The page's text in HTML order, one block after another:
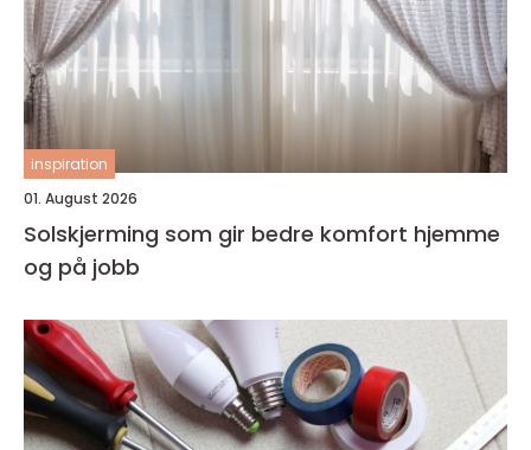
inspiration
01. August 2026
Solskjerming som gir bedre komfort hjemme
og på jobb